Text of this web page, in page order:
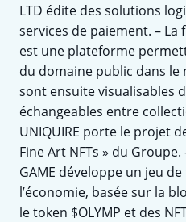
LTD édite des solutions
services de paiement. – La
est une plateforme
du domaine public dans le
sont ensuite visualisables
échangeables entre
UNIQUIRE porte le projet
Fine Art NFTs » du Groupe.
GAME développe un jeu
l’économie, basée sur la
le token $OLYMP et des